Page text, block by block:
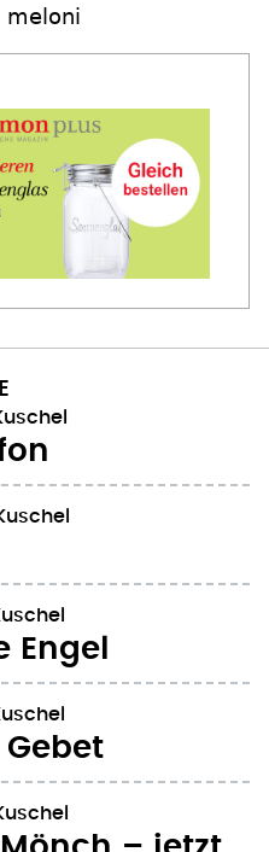
meloni
Engel